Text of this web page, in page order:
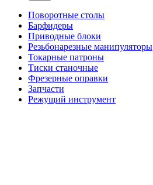
Поворотные столы
Барфидеры
Приводные блоки
Резьбонарезные манипуляторы
Токарные патроны
Тиски станочные
Фрезерные оправки
Запчасти
Режущий инструмент